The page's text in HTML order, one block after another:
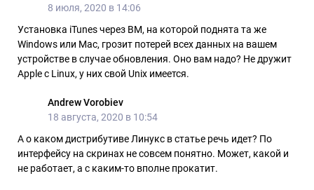
8 июля, 2020 в 14:06
Установка iTunes через ВМ, на которой поднята та же
Windows или Mac, грозит потерей всех данных на вашем
устройстве в случае обновления. Оно вам надо? Не дружит
Apple с Linux, у них свой Unix имеется.
Andrew Vorobiev
18 августа, 2020 в 10:54
А о каком дистрибутиве Линукс в статье речь идет? По
интерфейсу на скринах не совсем понятно. Может, какой и
не работает, а с каким-то вполне прокатит.